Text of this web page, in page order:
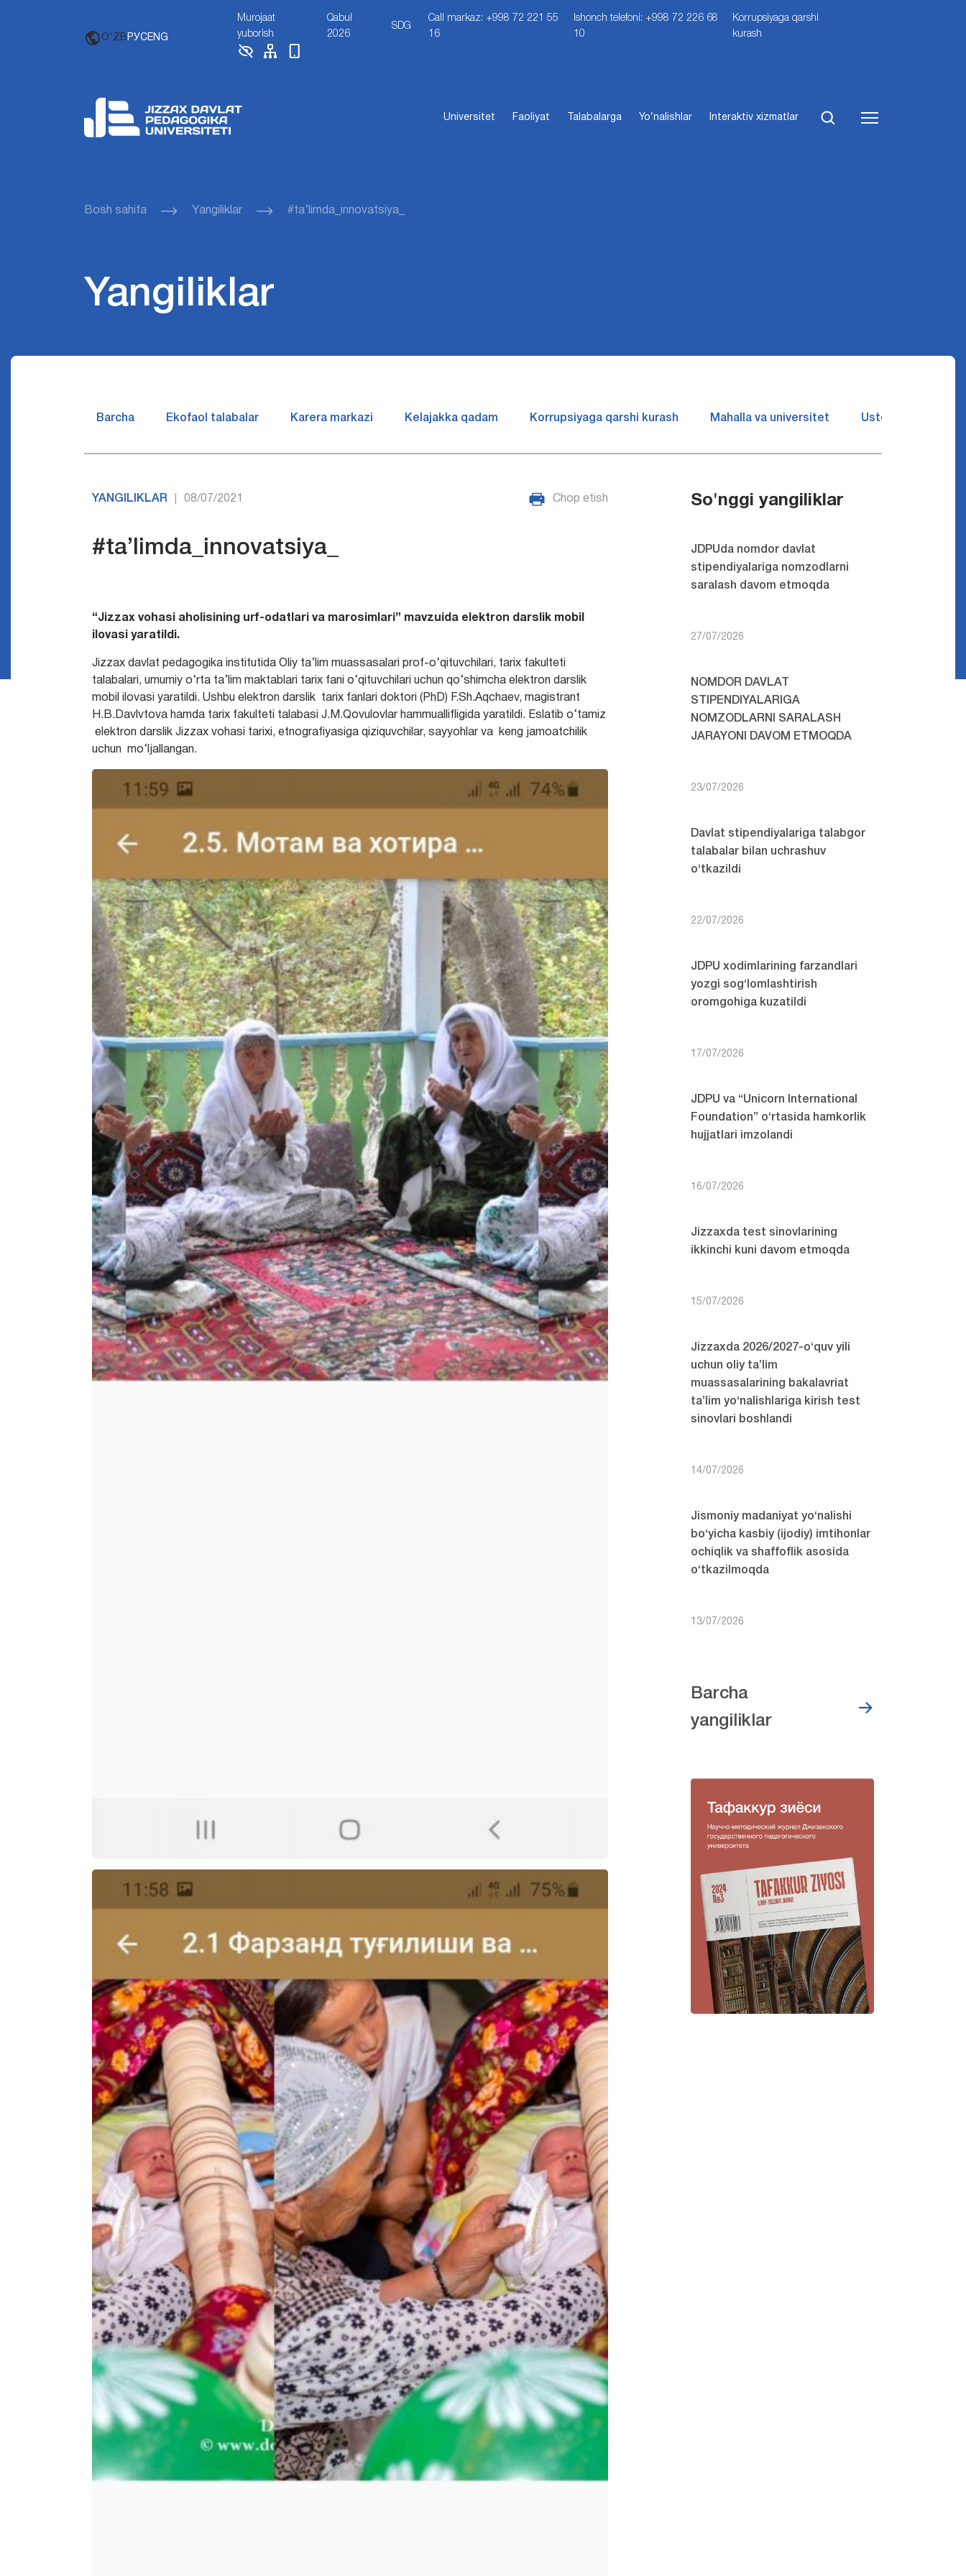
O'ZB РУСENG
Murojaat
yuborish
Qabul
2026
SDG
Call markaz: +998 72 221 55
16
Ishonch telefoni: +998 72 226 68
10
Korrupsiyaga qarshi
kurash
Universitet Faoliyat Talabalarga Yo‘nalishlar Interaktiv xizmatlar
Bosh sahifa Yangiliklar #ta’limda_innovatsiya_
Yangiliklar
Barcha Ekofaol talabalar Karera markazi Kelajakka qadam Korrupsiyaga qarshi kurash Mahalla va universitet Ustozlar suhbatin
YANGILIKLAR 08/07/2021 Chop etish
#ta’limda_innovatsiya_
“Jizzax vohasi aholisining urf-odatlari va marosimlari” mavzuida elektron darslik mobil
ilovasi yaratildi.
Jizzax davlat pedagogika institutida Oliy ta’lim muassasalari prof-o‘qituvchilari, tarix fakulteti
talabalari, umumiy o‘rta ta’lim maktablari tarix fani o‘qituvchilari uchun qo‘shimcha elektron darslik
mobil ilovasi yaratildi. Ushbu elektron darslik tarix fanlari doktori (PhD) F.Sh.Aqchaev, magistrant
H.B.Davlvtova hamda tarix fakulteti talabasi J.M.Qovulovlar hammuallifligida yaratildi. Eslatib o‘tamiz
elektron darslik Jizzax vohasi tarixi, etnografiyasiga qiziquvchilar, sayyohlar va keng jamoatchilik
uchun mo‘ljallangan.
So'nggi yangiliklar
JDPUda nomdor davlat
stipendiyalariga nomzodlarni
saralash davom etmoqda
27/07/2026
NOMDOR DAVLAT
STIPENDIYALARIGA
NOMZODLARNI SARALASH
JARAYONI DAVOM ETMOQDA
23/07/2026
Davlat stipendiyalariga talabgor
talabalar bilan uchrashuv
o‘tkazildi
22/07/2026
JDPU xodimlarining farzandlari
yozgi sog‘lomlashtirish
oromgohiga kuzatildi
17/07/2026
JDPU va “Unicorn International
Foundation” o‘rtasida hamkorlik
hujjatlari imzolandi
16/07/2026
Jizzaxda test sinovlarining
ikkinchi kuni davom etmoqda
15/07/2026
Jizzaxda 2026/2027-o‘quv yili
uchun oliy ta’lim
muassasalarining bakalavriat
ta’lim yo‘nalishlariga kirish test
sinovlari boshlandi
14/07/2026
Jismoniy madaniyat yo‘nalishi
bo‘yicha kasbiy (ijodiy) imtihonlar
ochiqlik va shaffoflik asosida
o‘tkazilmoqda
13/07/2026
Barcha
yangiliklar